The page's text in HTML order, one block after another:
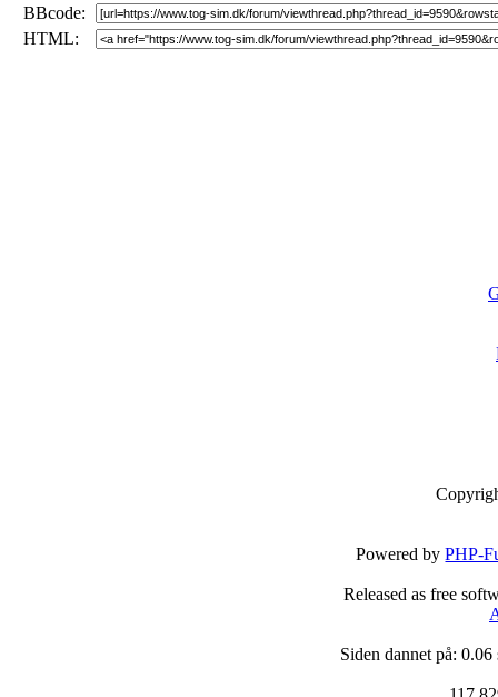
BBcode:
HTML:
Powered byPHP-
Released as free
Siden dannet på: